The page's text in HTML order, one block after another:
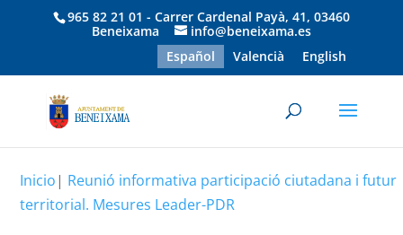
965 82 21 01 - Carrer Cardenal Payà, 41, 03460
Beneixama
info@beneixama.es
Español
Valencià English
Inicio| Reunió informativa participació ciutadana i futur
territorial. Mesures Leader-PDR